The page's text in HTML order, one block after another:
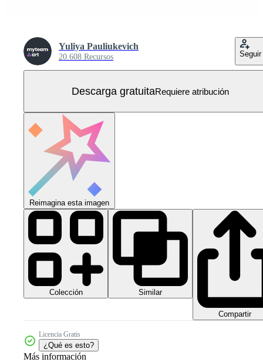
Yuliya Pauliukevich
20.608 Recursos Seguir
Descarga gratuitaRequiere atribución
Reimagina esta imagen
Colección Similar
Compartir
Licencia Gratis
¿Qué es esto?
Más información